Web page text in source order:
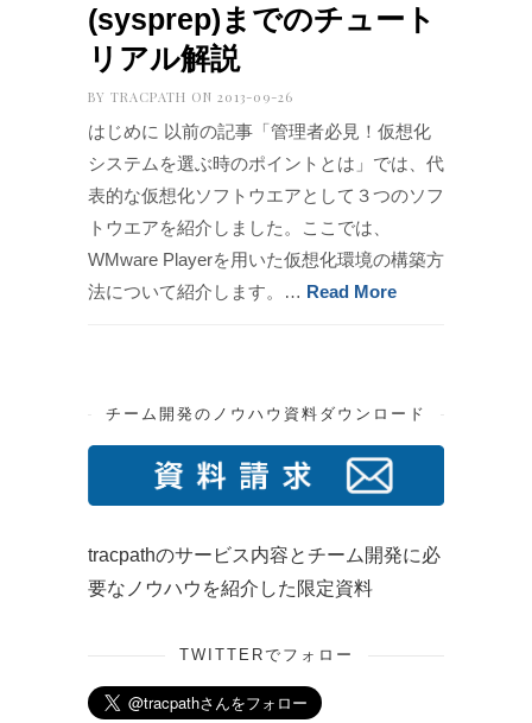
(sysprep)までのチュート
リアル解説
BY TRACPATH ON 2013-09-26
はじめに 以前の記事「管理者必見！仮想化
システムを選ぶ時のポイントとは」では、代
表的な仮想化ソフトウエアとして３つのソフ
トウエアを紹介しました。ここでは、
WMware Playerを用いた仮想化環境の構築方
法について紹介します。… Read More
チーム開発のノウハウ資料ダウンロード
tracpathのサービス内容とチーム開発に必
要なノウハウを紹介した限定資料
TWITTERでフォロー